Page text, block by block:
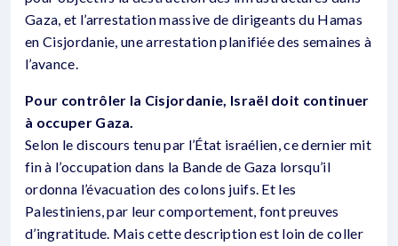
Gaza, et l’arrestation massive de dirigeants du Hamas
en Cisjordanie, une arrestation planifiée des semaines à
l’avance.
Pour contrôler la Cisjordanie, Israël doit continuer
à occuper Gaza.
Selon le discours tenu par l’État israélien, ce dernier mit
fin à l’occupation dans la Bande de Gaza lorsqu’il
ordonna l’évacuation des colons juifs. Et les
Palestiniens, par leur comportement, font preuves
d’ingratitude. Mais cette description est loin de coller